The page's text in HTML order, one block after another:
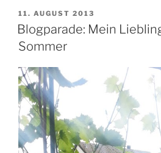
VERÖFFENTLICHT
AM
11. AUGUST 2013
Blogparade: Mein
Sommer